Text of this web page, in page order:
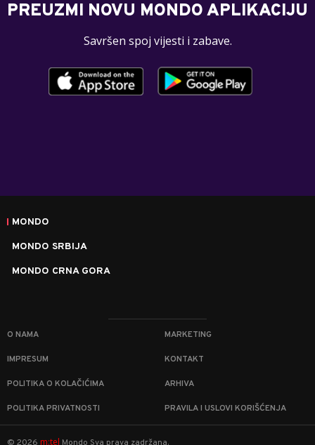
PREUZMI NOVU MONDO APLIKACIJU
Savršen spoj vijesti i zabave.
MONDO
MONDO SRBIJA
MONDO CRNA GORA
O NAMA MARKETING
IMPRESUM KONTAKT
POLITIKA O KOLAČIĆIMA ARHIVA
POLITIKA PRIVATNOSTI PRAVILA I USLOVI KORIŠĆENJA
m:tel